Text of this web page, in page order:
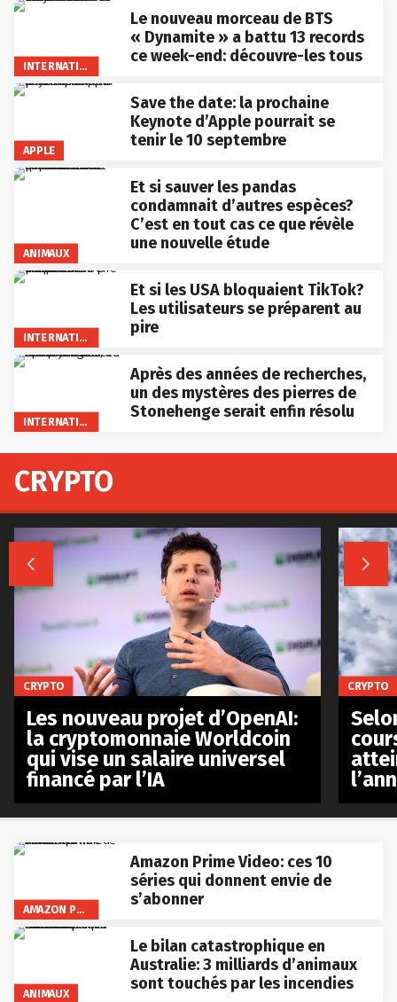
INTERNATIONAL
Le nouveau morceau de BTS
« Dynamite » a battu 13 records
ce week-end: découvre-les tous
APPLE
Save the date: la prochaine
Keynote d’Apple pourrait se
tenir le 10 septembre
ANIMAUX
Et si sauver les pandas
condamnait d’autres espèces?
C’est en tout cas ce que révèle
une nouvelle étude
INTERNATIONAL
Et si les USA bloquaient TikTok?
Les utilisateurs se préparent au
pire
INTERNATIONAL
Après des années de recherches,
un des mystères des pierres de
Stonehenge serait enfin résolu
AMAZON PRIME VIDEO
Amazon Prime Video: ces 10
séries qui donnent envie de
s’abonner
ANIMAUX
Le bilan catastrophique en
Australie: 3 milliards d’animaux
sont touchés par les incendies
CRYPTO
 
CRYPTO
Les nouveau projet d’OpenAI:
la cryptomonnaie Worldcoin
qui vise un salaire universel
financé par l’IA
CRYPTO